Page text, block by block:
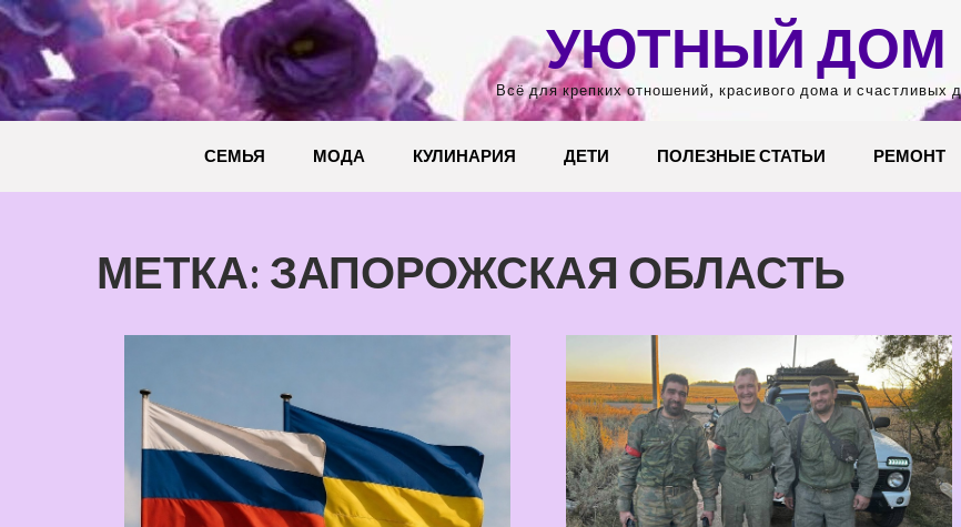
Перейти
содержимому
УЮТНЫЙ ДОМ
Всё для крепких отношений, красивого дома и счастливых
СЕМЬЯ МОДА КУЛИНАРИЯ ДЕТИ ПОЛЕЗНЫЕ СТАТЬИ РЕМОНТ
МЕТКА: ЗАПОРОЖСКАЯ ОБЛАСТЬ